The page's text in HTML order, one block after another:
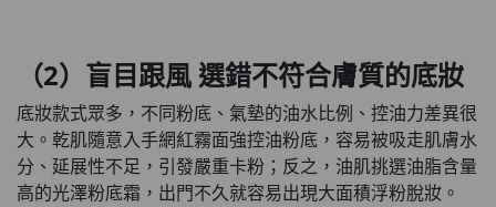
（2）盲目跟風 選錯不符合膚質的底妝
底妝款式眾多，不同粉底、氣墊的油水比例、控油力差異很
大。乾肌隨意入手網紅霧面強控油粉底，容易被吸走肌膚水
分、延展性不足，引發嚴重卡粉；反之，油肌挑選油脂含量
高的光澤粉底霜，出門不久就容易出現大面積浮粉脫妝。